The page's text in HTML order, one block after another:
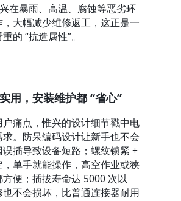
在暴雨、高温、腐蚀等恶劣环
大幅减少维修返工，这正是一
的 “抗造属性”。
用，安装维护都 “省心”
痛点，惟兴的设计细节戳中电
。防呆编码设计让新手也不会
插导致设备短路；螺纹锁紧 +
单手就能操作，高空作业或狭
便；插拔寿命达 5000 次以
不会损坏，比普通连接器耐用